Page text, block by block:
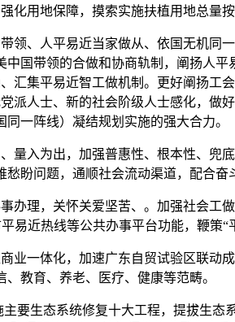
化用地保障，摸索实施扶植用地总量
、人平易近当家做从、依国无机同
国带领的合做和协商轨制，阐扬人
汇集平易近智工做机制。更好阐扬工
派人士、新的社会阶级人士感化，做
同一阵线）凝结规划实施的强大合力。
入为出，加强普惠性、根本性、兜
盼问题，通顺社会流动渠道，配合奋
理，关怀关爱坚苦、。加强社会工
易近热线等公共办事平台功能，鞭策“
一体化，加速广东自贸试验区联动
、教育、养老、医疗、健康等范畴。
生态系统修复十大工程，提拔生态